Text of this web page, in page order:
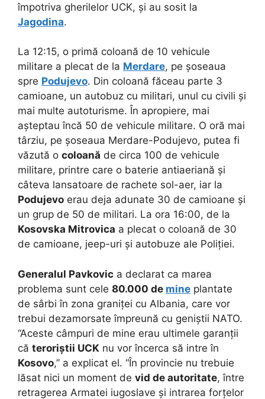
împotriva gherilelor UCK, și au sosit la
Jagodina.
La 12:15, o primă coloană de 10 vehicule
militare a plecat de la Merdare, pe șoseaua
spre Podujevo. Din coloană făceau parte 3
camioane, un autobuz cu militari, unul cu civili și
mai multe autoturisme. În apropiere, mai
așteptau încă 50 de vehicule militare. O oră mai
târziu, pe șoseaua Merdare-Podujevo, putea fi
văzută o coloană de circa 100 de vehicule
militare, printre care o baterie antiaeriană și
câteva lansatoare de rachete sol-aer, iar la
Podujevo erau deja adunate 30 de camioane și
un grup de 50 de militari. La ora 16:00, de la
Kosovska Mitrovica a plecat o coloană de 30
de camioane, jeep-uri și autobuze ale Poliției.
Generalul Pavkovic a declarat ca marea
problema sunt cele 80.000 de mine plantate
de sârbi în zona graniței cu Albania, care vor
trebui dezamorsate împreună cu geniștii NATO.
“Aceste câmpuri de mine erau ultimele garanții
că teroriștii UCK nu vor încerca să intre în
Kosovo,” a explicat el. “În provincie nu trebuie
lăsat nici un moment de vid de autoritate, între
retragerea Armatei iugoslave și intrarea forțelor